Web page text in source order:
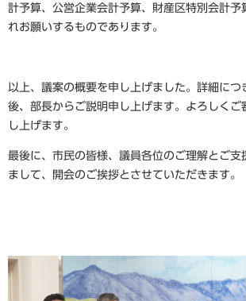
計予算、公営企業会計予算、財産区特別会計予
れお願いするものであります。
以上、議案の概要を申し上げました。詳細につ
後、部長からご説明申し上げます。よろしくご
し上げます。
最後に、市民の皆様、議員各位のご理解とご支
まして、開会のご挨拶とさせていただきます。